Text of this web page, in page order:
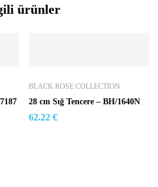
ürünler
BLACK ROSE COLLECTION
28 cm Sığ Tencere – BH/1640N
62.22 €